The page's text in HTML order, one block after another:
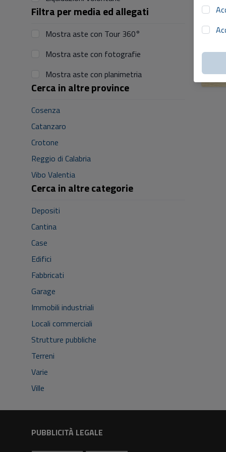
Filtra per media ed allegati
Mostra aste con Tour 360°
Mostra aste con fotografie
Mostra aste con planimetria
Cerca in altre province
Cosenza
Catanzaro
Crotone
Reggio di Calabria
Vibo Valentia
Cerca in altre categorie
Depositi
Cantina
Case
Edifici
Fabbricati
Garage
Immobili industriali
Locali commerciali
Strutture pubbliche
Terreni
Varie
Ville
PUBBLICITÀ LEGALE